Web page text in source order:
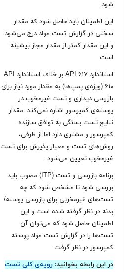
شود.
این اطمینان باید حاصل شود که مقدار
سختی در گزارش تست مواد درج می‌شود
و این مقدار کمتر از مقدار مجاز بیشینه
است
استاندارد API ۶۱۷ بر خلاف استاندارد API
۶۱۰ (ویژه‌ی پمپ‌ها) به مقدار مورد نیاز برای
بازرسی دیداری و تست غیرمخرب در
پوسته‌ی کمپرسور اشاره نمی‌کند. مقدار
نتایج تست بستگی به توافق سازنده
کمپرسور و مشتری دارد اما از طرفی،
روش‌های تست و معیار پذیرش برای تست
غیرمخرب تعیین می‌شود.
برنامه بازرسی و تست (ITP) مصوب باید
بررسی شود تا مشخص شود که چه
تست‌های غیرمخربی برای بازرسی پوسته/
بدنه در نظر گرفته شده است و این
اطمینان حاصل شود که می‌توان آن
تست‌ها را در گزارش تست مواد پوسته
کمپرسور در نظر گرفت.
در این رابطه بخوانید: رویه‌ی کلی تست